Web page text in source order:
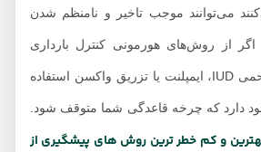
موجب تاخیر و نامنظم شدن
از روش‌های هورمونی کنترل بارداری
مانند؛ دستگاه داخل رحمی IUD، ایمپلنت یا تزریق واکسن استفاده
که چرخه قاعدگی شما متوقف شود.
و کم خطر ترین روش های پیشگیری از